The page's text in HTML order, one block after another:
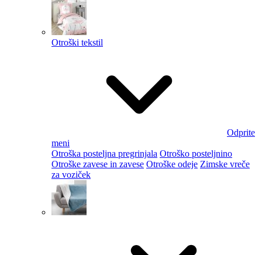
Otroški tekstil
Odprite
meni
Otroška posteljna pregrinjala Otroško posteljnino
Otroške zavese in zavese Otroške odeje Zimske vreče
za voziček